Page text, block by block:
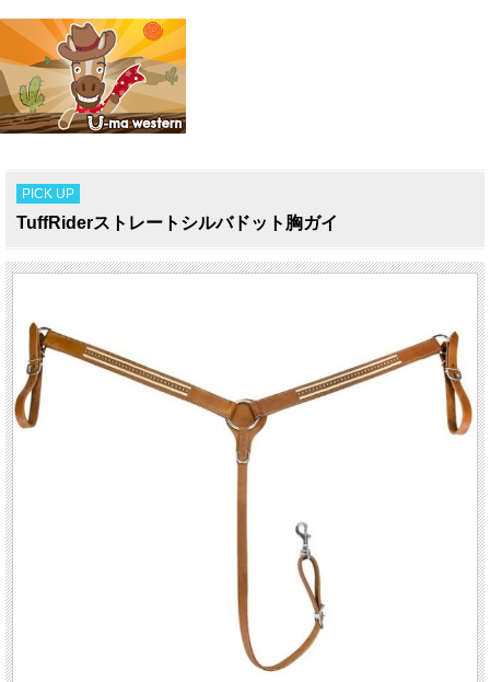
PICK UP
TuffRiderストレートシルバドット胸ガイ